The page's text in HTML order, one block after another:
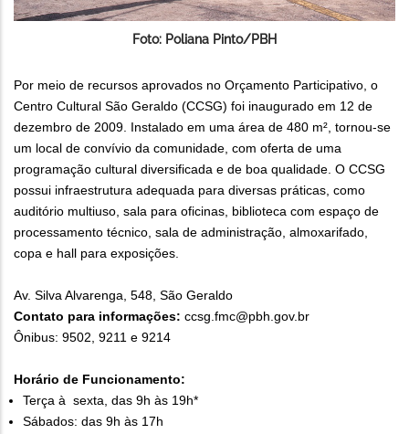
Foto: Poliana Pinto/PBH
Por meio de recursos aprovados no Orçamento Participativo, o
Centro Cultural São Geraldo (CCSG) foi inaugurado em 12 de
dezembro de 2009. Instalado em uma área de 480 m², tornou-se
um local de convívio da comunidade, com oferta de uma
programação cultural diversificada e de boa qualidade. O CCSG
possui infraestrutura adequada para diversas práticas, como
auditório multiuso, sala para oficinas, biblioteca com espaço de
processamento técnico, sala de administração, almoxarifado,
copa e hall para exposições.
​Av. Silva Alvarenga, 548, São Geraldo
Contato para informações: ccsg.fmc@pbh.gov.br
Ônibus: 9502, 9211 e 9214
Horário de Funcionamento:
Terça à sexta, das 9h às 19h*
Sábados: das 9h às 17h